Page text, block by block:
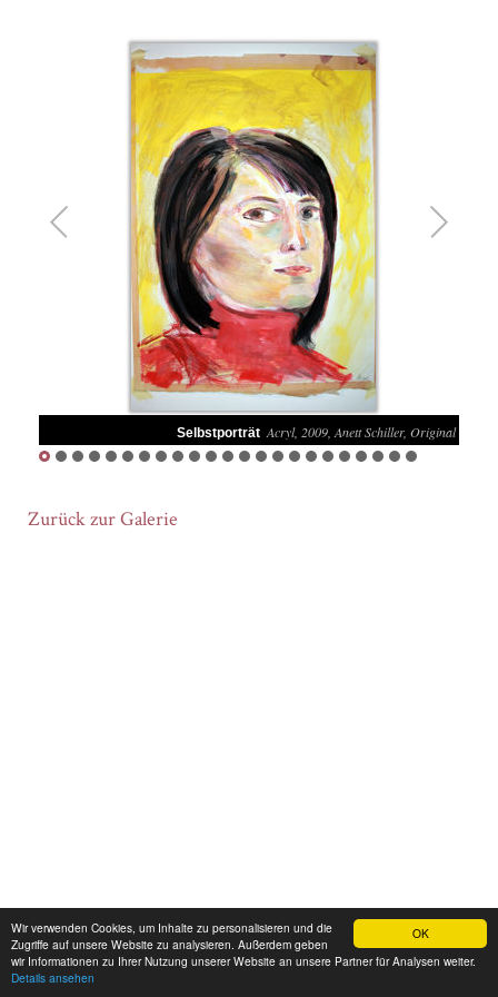
OK
Wir verwenden Cookies, um Inhalte zu personalisieren und die
Zugriffe auf unsere Website zu analysieren. Außerdem geben
wir Informationen zu Ihrer Nutzung unserer Website an unsere Partner für Analysen weiter.
Details ansehen
Selbstporträt Acryl, 2009, Anett Schiller, Original
Zurück zur Galerie
Montagsmalerinnen
Menu